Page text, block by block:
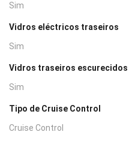
Sim
Vidros eléctricos traseiros
Sim
Vidros traseiros escurecidos
Sim
Tipo de Cruise Control
Cruise Control